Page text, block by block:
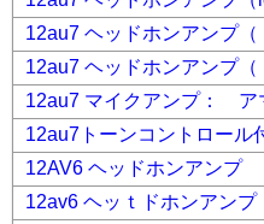
12au7 ヘッドホンアンプ
12au7 ヘッドホンアンプ（
12au7 マイクアンプ：
12au7トーンコントロール
12AV6 ヘッドホンアンプ
12av6 ヘッｔドホンアンプ